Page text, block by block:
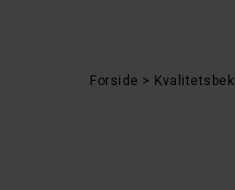
Forside